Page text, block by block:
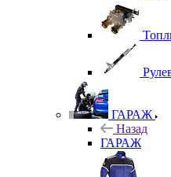
ГАРАЖ
Назад
ГАРАЖ